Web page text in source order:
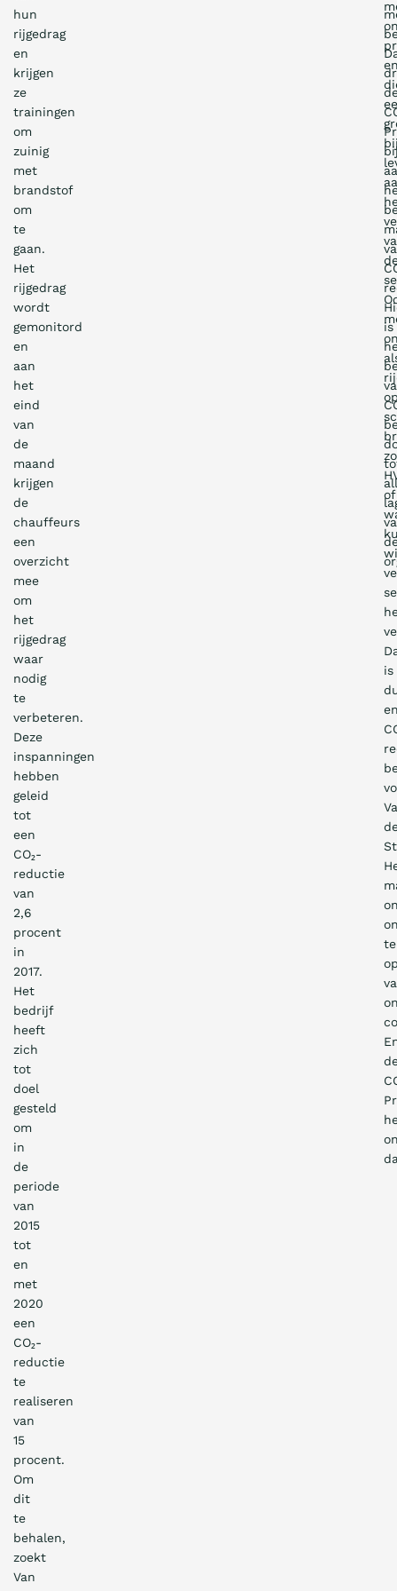
hun
rijgedrag
en
krijgen
ze
trainingen
om
zuinig
met
brandstof
om
te
gaan.
Het
rijgedrag
wordt
gemonitord
en
aan
het
eind
van
de
maand
krijgen
de
chauffeurs
een
overzicht
mee
om
het
rijgedrag
waar
nodig
te
verbeteren.
Deze
inspanningen
hebben
geleid
tot
een
CO₂-
reductie
van
2,6
procent
in
2017.
Het
bedrijf
heeft
zich
tot
doel
gesteld
om
in
de
periode
van
2015
tot
en
met
2020
een
CO₂-
reductie
te
realiseren
van
15
procent.
Om
dit
te
behalen,
zoekt
Van
is
of
is